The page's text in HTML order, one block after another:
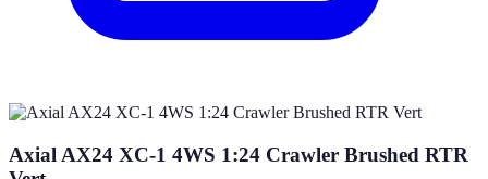
Axial AX24 XC-1 4WS 1:24 Crawler Brushed RTR